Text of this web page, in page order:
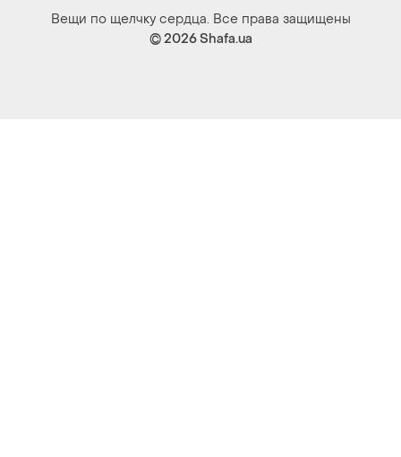
Вещи по щелчку сердца. Все права защищены
© 2026Shafa.ua